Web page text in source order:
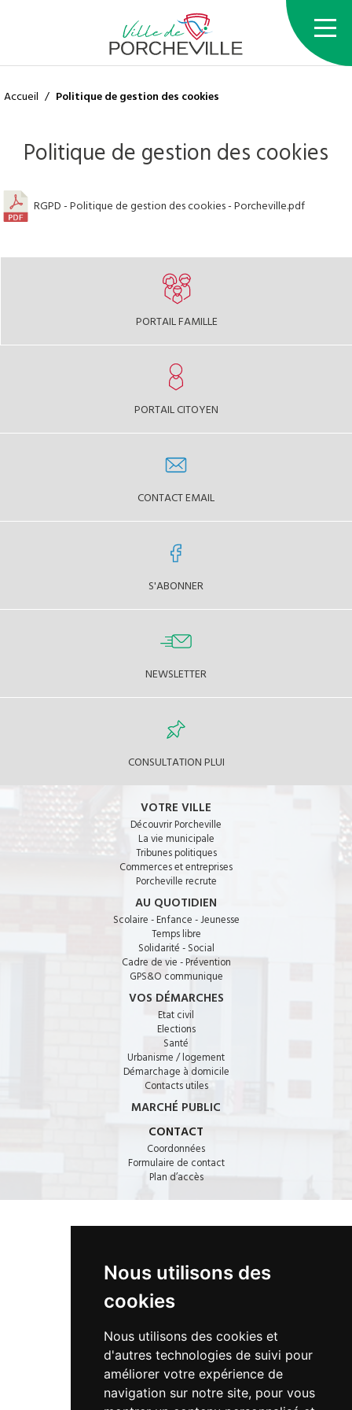
Nous utilisons des
cookies
Nous utilisons des cookies et
d'autres technologies de suivi pour
améliorer votre expérience de
navigation sur notre site, pour vous
Accueil / Politique de gestion des cookies
Politique de gestion des cookies
RGPD - Politique de gestion des cookies - Porcheville.pdf
PORTAIL FAMILLE
PORTAIL CITOYEN
CONTACT EMAIL
S'ABONNER
NEWSLETTER
CONSULTATION PLUI
VOTRE VILLE
Découvrir Porcheville
La vie municipale
Tribunes politiques
Commerces et entreprises
Porcheville recrute
AU QUOTIDIEN
Scolaire - Enfance - Jeunesse
Temps libre
Solidarité - Social
Cadre de vie - Prévention
GPS&O communique
VOS DÉMARCHES
Etat civil
Elections
Santé
Urbanisme / logement
Démarchage à domicile
Contacts utiles
MARCHÉ PUBLIC
CONTACT
Coordonnées
Formulaire de contact
Plan d’accès
17, bd de la République · 78440 PORCHEVILLE
01 30 98 87 87
hotel-de-ville@mairie-porcheville.fr